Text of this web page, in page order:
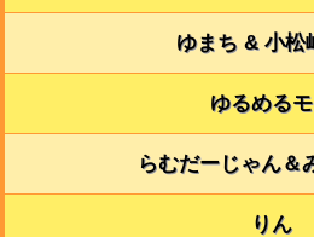
ゆまち & 小松
ゆるめるモ
らむだーじゃん＆
りん